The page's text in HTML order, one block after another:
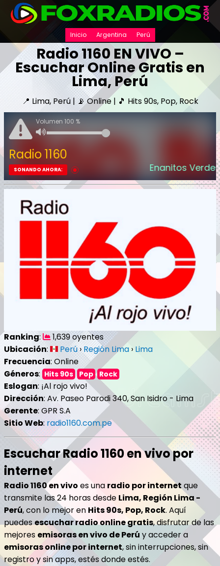
Inicio Argentina Perú
Radio 1160 EN VIVO –
Escuchar Online Gratis en
Lima, Perú
📍 Lima, Perú | 📡 Online | 🎵 Hits 90s, Pop, Rock
Volumen 100 %
Radio 1160
SONANDO AHORA: Enanitos Verdes -
Escuchar Radio 1160 en vivo por
internet
Radio 1160 en vivo es una radio por internet que
transmite las 24 horas desde Lima, Región Lima -
Perú, con lo mejor en Hits 90s, Pop, Rock. Aquí
puedesescuchar radio online gratis, disfrutar de las
mejores emisoras en vivo de Perú y acceder a
emisoras online por internet, sin interrupciones, sin
registro y sin apps, estés donde estés.
Ranking:
1,639 oyentes
Ubicación: Perú›Región Lima › Lima
Frecuencia: Online
Géneros: Hits 90s Pop Rock
Eslogan: ¡Al rojo vivo!
Dirección: Av. Paseo Parodi 340, San Isidro - Lima
Gerente: GPR S.A
Sitio Web:radio1160.com.pe